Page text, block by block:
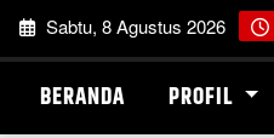
Skip
content
Sabtu, 8 Agustus 2026
BERANDA PROFIL